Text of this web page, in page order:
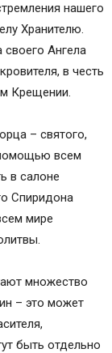
нашего
Хранителю.
Ангела
в честь
Крещении.
– святого,
всем
в салоне
Спиридона
мире
множество
– это может
быть отдельно